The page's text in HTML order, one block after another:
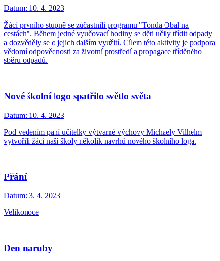
Datum: 10. 4. 2023
Žáci prvního stupně se zúčastnili programu "Tonda Obal na
cestách". Během jedné vyučovací hodiny se děti učily třídit odpady
a dozvěděly se o jejich dalším využití. Cílem této aktivity je podpora
vědomí odpovědnosti za životní prostředí a propagace tříděného
sběru odpadů.
Nové školní logo spatřilo světlo světa
Datum: 10. 4. 2023
Pod vedením paní učitelky výtvarné výchovy Michaely Vilhelm
vytvořili žáci naší školy několik návrhů nového školního loga.
Přání
Datum: 3. 4. 2023
Velikonoce
Den naruby